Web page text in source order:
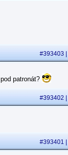
#393403 |
patronát?
#393402 |
#393401 |